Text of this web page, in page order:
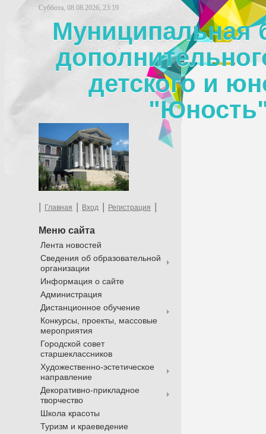
Суббота, 08.08.2026, 23:19
Муниципальная
детского и
| Главная | Вход | Регистрация |
Меню сайта
Лента новостей
Сведения об образовательной
организации
Информация о сайте
Администрация
Дистанционное обучение
Конкурсы, проекты, массовые
мероприятия
Городской совет
старшеклассников
Художественно-эстетическое
направление
Декоративно-прикладное
творчество
Школа красоты
Туризм и краеведение